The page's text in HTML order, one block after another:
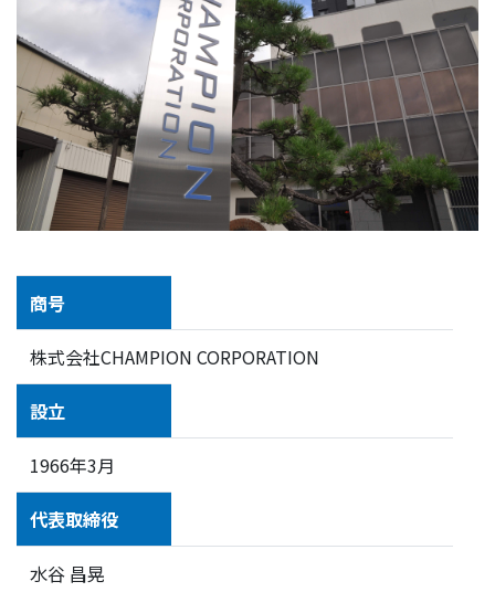
商号
株式会社CHAMPION CORPORATION
設立
1966年3月
代表取締役
水谷 昌晃